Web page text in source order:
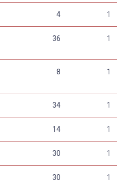
4 1
36 1
8 1
34 1
14 1
30 1
30 1